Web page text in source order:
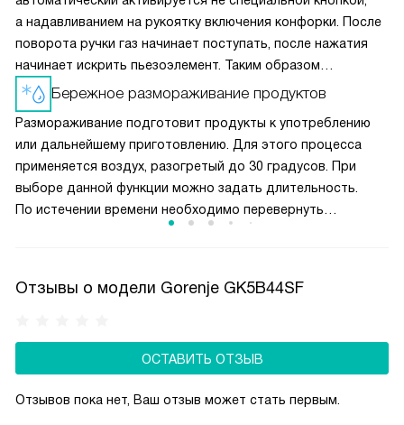
а надавливанием на рукоятку включения конфорки. После
поворота ручки газ начинает поступать, после нажатия
начинает искрить пьезоэлемент. Таким образом
вы получаете пламя движением одной руки, что важно
для безопасности и попросту удобно.
Бережное размораживание продуктов
Размораживание подготовит продукты к употреблению
или дальнейшему приготовлению. Для этого процесса
применяется воздух, разогретый до 30 градусов. При
выборе данной функции можно задать длительность.
По истечении времени необходимо перевернуть
Отзывы о модели Gorenje GK5B44SF
ОСТАВИТЬ ОТЗЫВ
Отзывов пока нет, Ваш отзыв может стать первым.